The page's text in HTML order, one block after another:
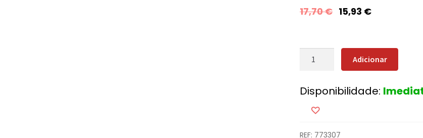
17,70€ 15,93 €
Quantidade
Rosa
Branca
Adicionar
Disponibilidade:
REF: 773307